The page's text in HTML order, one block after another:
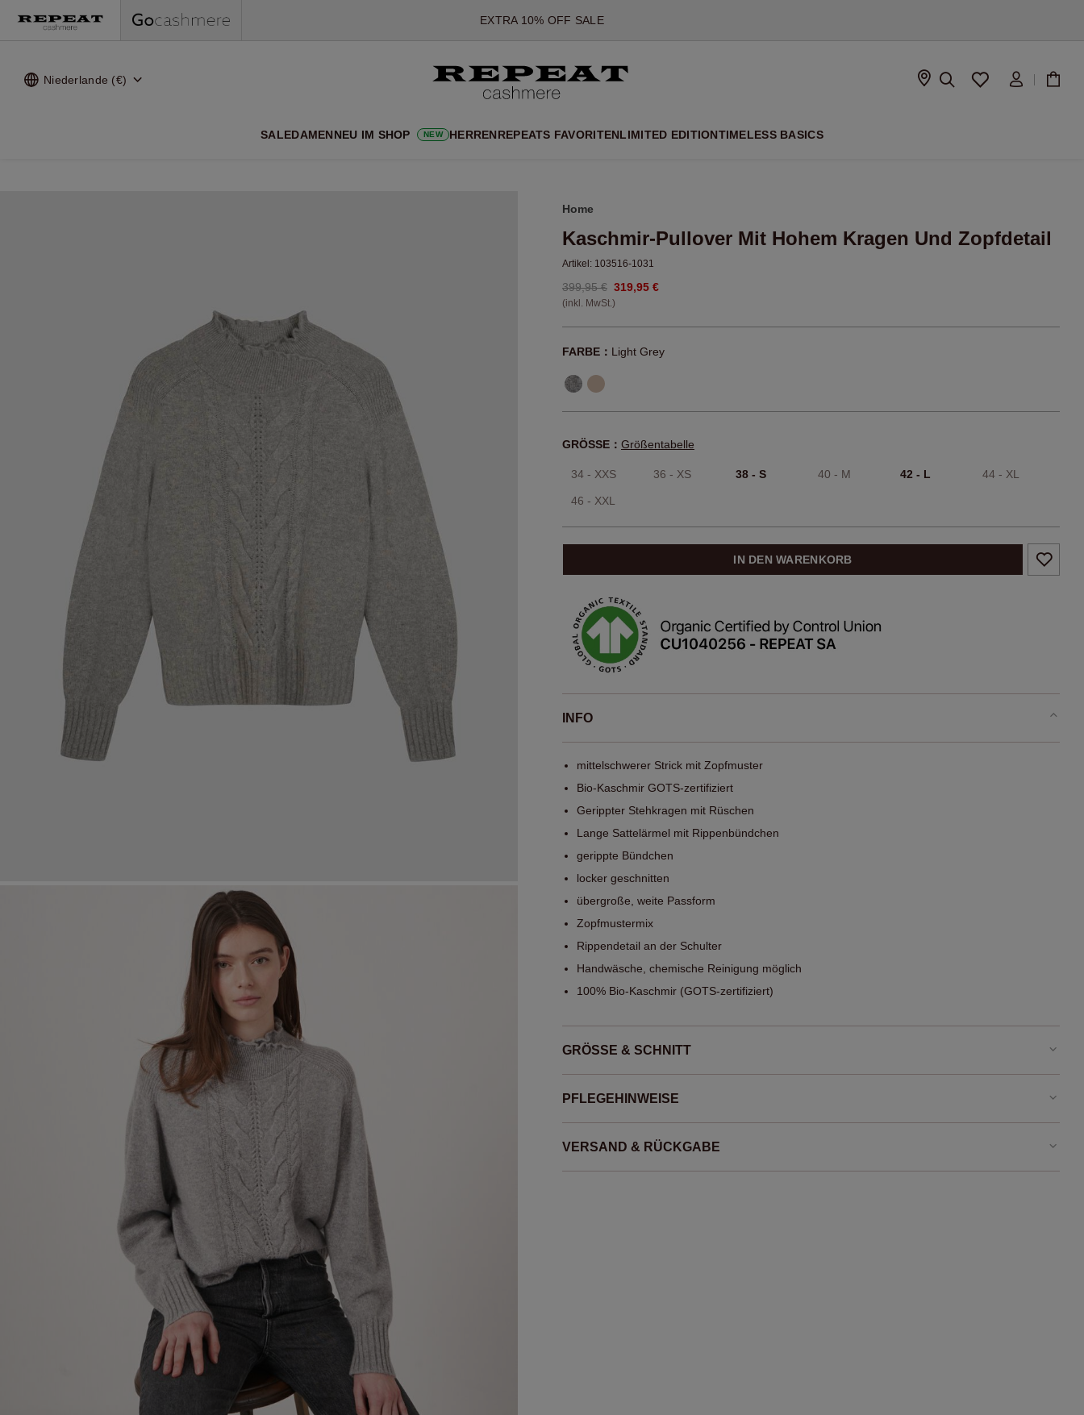
*DIESES ANGEBOT GILT BIS ZUM 12 AUGUST 2026
*GILT NICHT FÜR LIMITED EDITION
*AUSNAHMEN SIND MÖGLICH
NEUE CASHMERE-NEUHEITEN
EXTRA 10% OFF SALE
Niederlande (€)
SALEDAMENNEU IM SHOP NEW HERRENREPEATS FAVORITENLIMITED EDITIONTIMELESS BASICS
Home
Kaschmir-Pullover Mit Hohem Kragen Und Zopfdetail
Artikel: 103516-1031
399,95 € 319,95 €
(inkl. MwSt.)
FARBE： Light Grey
GRÖSSE： Größentabelle
34 - XXS 36 - XS 38 - S 40 - M 42 - L 44 - XL
46 - XXL
IN DEN WARENKORB
INFO
mittelschwerer Strick mit Zopfmuster
Bio-Kaschmir GOTS-zertifiziert
Gerippter Stehkragen mit Rüschen
Lange Sattelärmel mit Rippenbündchen
gerippte Bündchen
locker geschnitten
übergroße, weite Passform
Zopfmustermix
Rippendetail an der Schulter
Handwäsche, chemische Reinigung möglich
100% Bio-Kaschmir (GOTS-zertifiziert)
GRÖSSE & SCHNITT
PFLEGEHINWEISE
VERSAND & RÜCKGABE